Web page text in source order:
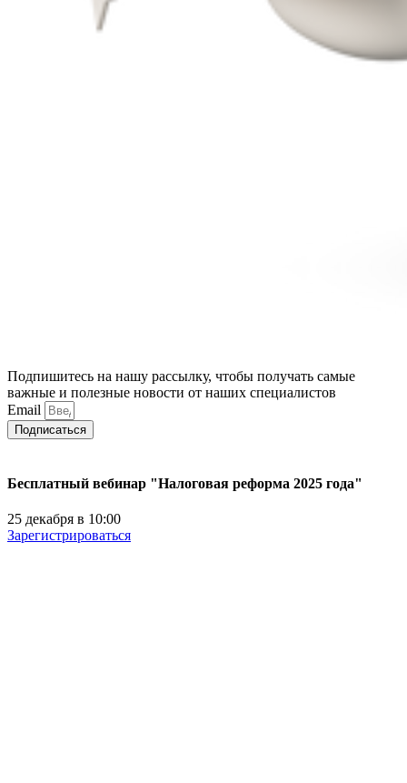
Подпишитесь на нашу рассылку, чтобы получать самые
важные и полезные новости от наших специалистов
Email
Подписаться
Бесплатный вебинар "Налоговая реформа 2025 года"
25 декабря в 10:00
Зарегистрироваться